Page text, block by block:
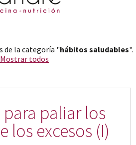
en Almería
de la categoría "hábitos saludables".
Mostrar todos
paliar los
los excesos (I)